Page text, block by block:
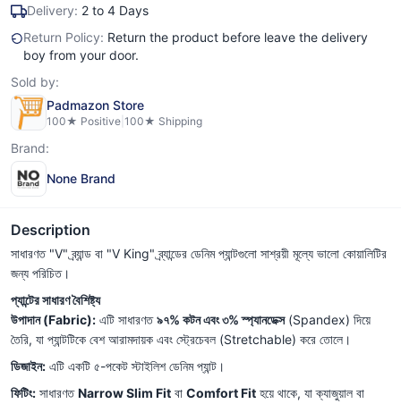
Delivery: 2 to 4 Days
Return Policy: Return the product before leave the delivery
boy from your door.
Sold by:
Padmazon Store
100★ Positive 100★ Shipping
Brand:
None Brand
Description
সাধারণত "V" ব্র্যান্ড বা "V King" ব্র্যান্ডের ডেনিম প্যান্টগুলো সাশ্রয়ী মূল্যে ভালো কোয়ালিটির
জন্য পরিচিত।
প্যান্টের সাধারণ বৈশিষ্ট্য
উপাদান (Fabric): এটি সাধারণত৯৭% কটন এবং ৩% স্প্যানডেক্স(Spandex) দিয়ে
তৈরি, যা প্যান্টটিকে বেশ আরামদায়ক এবং স্ট্রেচেবল (Stretchable) করে তোলে।
ডিজাইন: এটি একটি ৫-পকেট স্টাইলিশ ডেনিম প্যান্ট।
ফিটিং: সাধারণতNarrow Slim Fit বা Comfort Fit হয়ে থাকে, যা ক্যাজুয়াল বা